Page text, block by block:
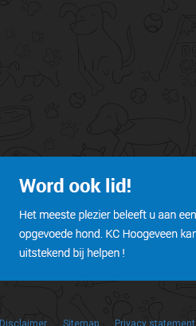
Disclaimer Sitemap Privacy statement